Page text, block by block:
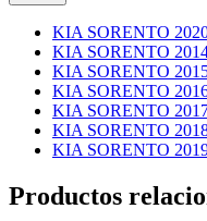
KIA SORENTO
KIA SORENTO
KIA SORENTO
KIA SORENTO
KIA SORENTO
KIA SORENTO
KIA SORENTO
Productos